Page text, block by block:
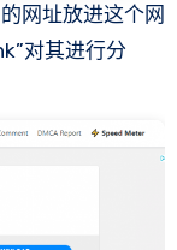
网址放进这个网
对其进行分